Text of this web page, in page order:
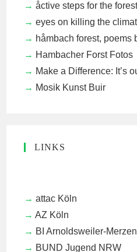
åctive steps for the
eyes on killing the
håmbach forest, poems
Hambacher Forst Fotos
Make a Difference: It’s
Mosik Kunst Buir
LINKS
attac Köln
AZ Köln
BI Arnoldsweiler-
BUND Jugend NRW